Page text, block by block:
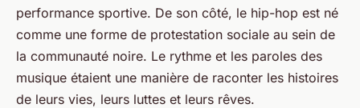
performance sportive. De son côté, le hip-hop est né
comme une forme de protestation sociale au sein de
la communauté noire. Le rythme et les paroles des
musique étaient une manière de raconter les histoires
de leurs vies, leurs luttes et leurs rêves.